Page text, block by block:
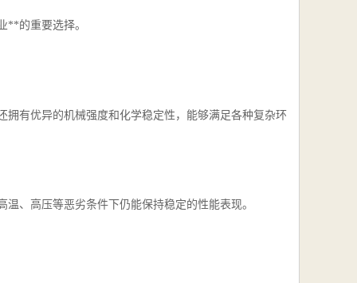
**的重要选择。
有优异的机械强度和化学稳定性，能够满足各种复杂环
、高压等恶劣条件下仍能保持稳定的性能表现。